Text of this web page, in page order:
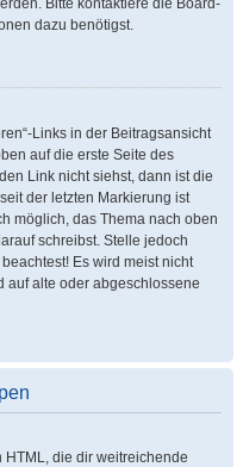
Bitte kontaktiere die Board-
dazu benötigst.
Links in der Beitragsansicht
auf die erste Seite des
Link nicht siehst, dann ist die
der letzten Markierung ist
möglich, das Thema nach oben
schreibst. Stelle jedoch
Es wird meist nicht
auf alte oder abgeschlossene
die dir weitreichende